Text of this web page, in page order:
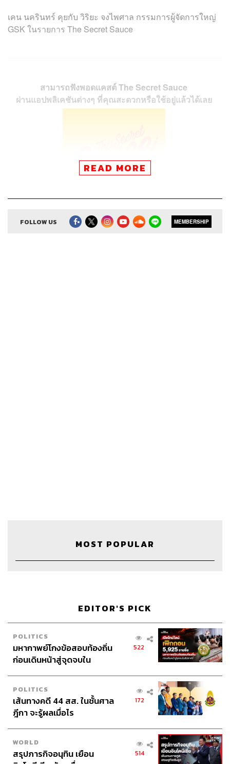
เคน นครินทร์ คุยกับ วิริยะ จงไพศาล กรรมการผู้จัดการใหญ่
GSK ในรายการ The Secret Sauce
สามารถฟังพอดแคสต์ The Secret Sauce
ผ่านแอปพลิเคชันต่างๆ ที่คุณสะดวกหรือใช้อยู่แล้วได้เลย
Show Creator นครินทร์ วนกิจไพบูลย์
อนงค์นาฏ วิวัฒนานนท์
Webmasterไชยพร ศิริกลการ
Social Media Admin สุทธกิตติ์​ สุทธาวรรณกุล, ธิติกร ลิ้ม
ทองมณี, ณัฐชัย ตั้งวงศ์วิวัฒน์
Archive Officer ชริน จำปาวัน
Musicwestonemusic.com
Intern เอกราช มอเซอร์
READ MORE
FOLLOW US MEMBERSHIP
MOST POPULAR
EDITOR'S PICK
POLITICS
มหากาพย์โกงข้อสอบท้องถิ่น
ก่อนเดินหน้าสู่จุดจบใน
522
POLITICS
เส้นทางคดี 44 สส. ในชั้นศาล
ฎีกา จะรู้ผลเมื่อไร
172
WORLD
สรุปภารกิจอนุทิน เยือน
514